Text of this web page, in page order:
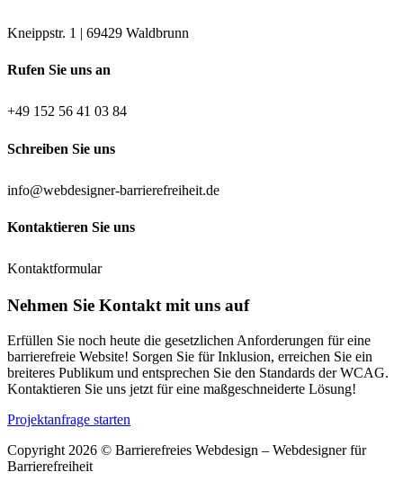
Kneippstr. 1 | 69429 Waldbrunn
Rufen Sie uns an
+49 152 56 41 03 84
Schreiben Sie uns
info@webdesigner-barrierefreiheit.de
Kontaktieren Sie uns
Kontaktformular
Nehmen Sie Kontakt mit uns auf
Erfüllen Sie noch heute die gesetzlichen Anforderungen für eine
barrierefreie Website! Sorgen Sie für Inklusion, erreichen Sie ein
breiteres Publikum und entsprechen Sie den Standards der WCAG.
Kontaktieren Sie uns jetzt für eine maßgeschneiderte Lösung!
Projektanfrage starten
Copyright 2026 © Barrierefreies Webdesign – Webdesigner für
Barrierefreiheit